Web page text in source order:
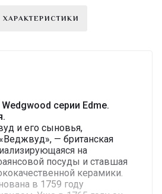
ХАРАКТЕРИСТИКИ
серии Edme.
и его сыновья,
— британская
на
посуды и ставшая
керамики.
в 1759 году